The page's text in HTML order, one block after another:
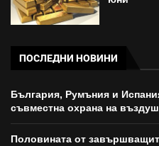
ПОСЛЕДНИ НОВИНИ
България, Румъния и
съвместна охрана на
Половината от